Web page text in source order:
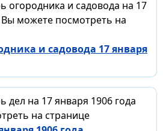
огородника и садовода на 17
Вы можете посмотреть на
и садовода 17 января
дел на 17 января 1906 года
на странице